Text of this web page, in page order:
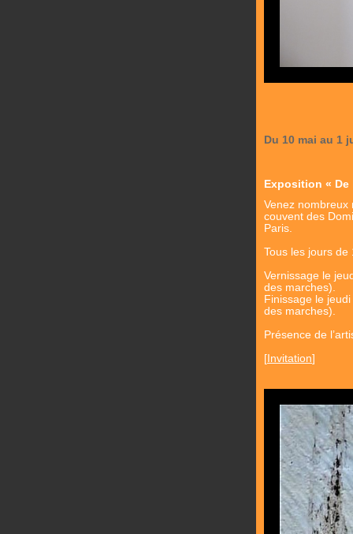
Du 10 mai au 1
Exposition «
Venez
couvent des
Paris.
Tous les jours
Vernissage le
des marches).
Finissage le
des marches).
Présence de
[ Invitation]